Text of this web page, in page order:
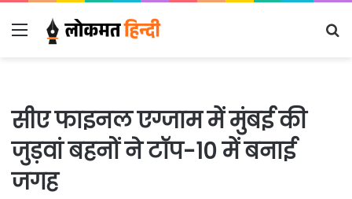
Menu
सीए फाइनल एग्जाम में मुंबई की
जुड़वां बहनों ने टॉप-10 में बनाई
जगह